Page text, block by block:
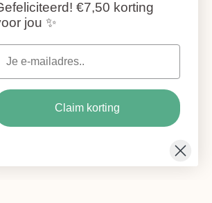
we volop ideeën voor de mooiste
ruimtes.
€7,50 korting
jou ✨
Claim korting